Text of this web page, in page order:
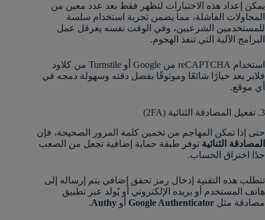
يمكن إعداد هذه الاختبارات لتظهر فقط بعد عدد معين من
المحاولات الفاشلة، مما يضمن تجربة استخدام سلسة
للمستخدمين الشرعيين، وفي الوقت نفسه يعرقل عمل
البرامج الآلية التي تنفذ الهجوم.
استخدام reCAPTCHA من Google أو Turnstile من كلاود
فلاير يعد خيارًا شائعًا وموثوقًا بفضل دقته وسهولة دمجه في
أي موقع.
3. تفعيل المصادقة الثنائية (2FA)
حتى إذا تمكن المهاجم من تخمين كلمة المرور الصحيحة، فإن
المصادقة الثنائية توفر طبقة حماية إضافية تجعل من الصعب
جدًا اختراق الحساب.
تتطلب هذه التقنية إدخال رمز تحقق إضافي يتم إرساله إلى
هاتف المستخدم أو بريده الإلكتروني أو يُولد عبر تطبيق
مصادقة مثل Google Authenticator أو Authy
.